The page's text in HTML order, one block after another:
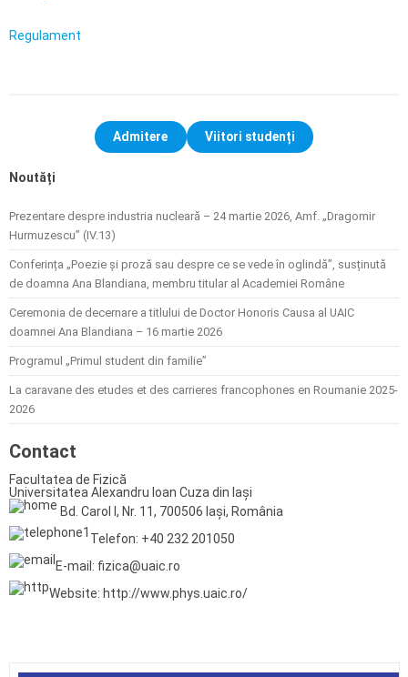
Regulament
Admitere Viitori studenți
Noutăți
Prezentare despre industria nucleară – 24 martie 2026, Amf. „Dragomir
Hurmuzescu” (IV.13)
Conferința „Poezie și proză sau despre ce se vede în oglindă”, susținută
de doamna Ana Blandiana, membru titular al Academiei Române
Ceremonia de decernare a titlului de Doctor Honoris Causa al UAIC
doamnei Ana Blandiana – 16 martie 2026
Programul „Primul student din familie”
La caravane des etudes et des carrieres francophones en Roumanie 2025-
2026
Contact
Facultatea de Fizică
Universitatea Alexandru Ioan Cuza din Iași
Bd. Carol I, Nr. 11, 700506 Iași, România
Telefon: +40 232 201050
E-mail: fizica@uaic.ro
Website: http://www.phys.uaic.ro/